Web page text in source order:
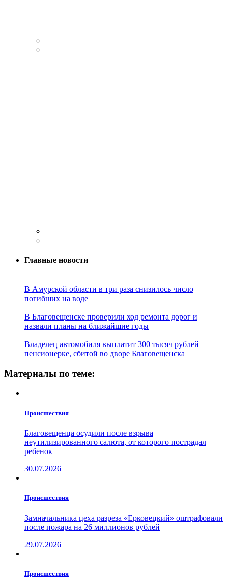
Главные новости
В Амурской области в три раза снизилось число
погибших на воде
В Благовещенске проверили ход ремонта дорог и
назвали планы на ближайшие годы
Владелец автомобиля выплатит 300 тысяч рублей
пенсионерке, сбитой во дворе Благовещенска
Материалы по теме:
Проиcшествия
Благовещенца осудили после взрыва
неутилизированного салюта, от которого пострадал
ребенок
30.07.2026
Проиcшествия
Замначальника цеха разреза «Ерковецкий» оштрафовали
после пожара на 26 миллионов рублей
29.07.2026
Проиcшествия